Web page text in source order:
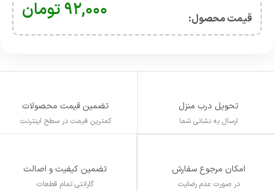
قیمت محصول:​ ۹۲,۰۰۰ تومان
تحویل درب منزل
ارسال به نشانی شما
تضمین قیمت محصولات
کمترین قیمت در سطح اینترنت
امکان مرجوع سفارش
در صورت عدم رضایت
تضمین کیفیت و اصالت
گارانتی تمام قطعات